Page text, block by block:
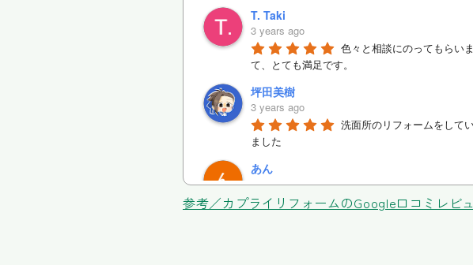
T. Taki
3 years ago
色々と相談にのってもらい
て、とても満足です。
坪田美樹
3 years ago
洗面所のリフォームをして
ました
あん
3 years ago
今回、システムキッチンが
参考／カプライリフォームのGoogle口コミレビ